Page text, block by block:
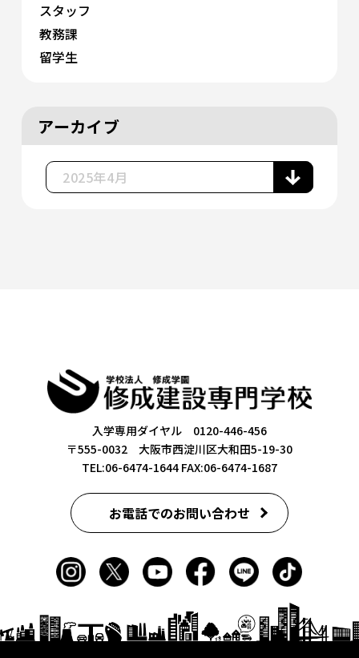
スタッフ
教務課
留学生
アーカイブ
入学専用ダイヤル 0120-446-456
〒555-0032 大阪市西淀川区大和田5-19-30
TEL:06-6474-1644FAX:06-6474-1687
お電話でのお問い合わせ